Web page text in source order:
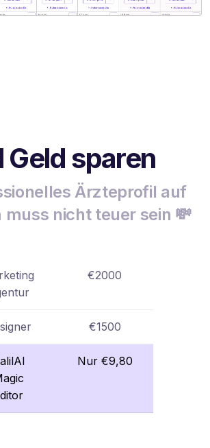
Geld sparen
Ärzteprofil auf
nicht teuer sein 💸
€2000
€1500
Nur €9,80